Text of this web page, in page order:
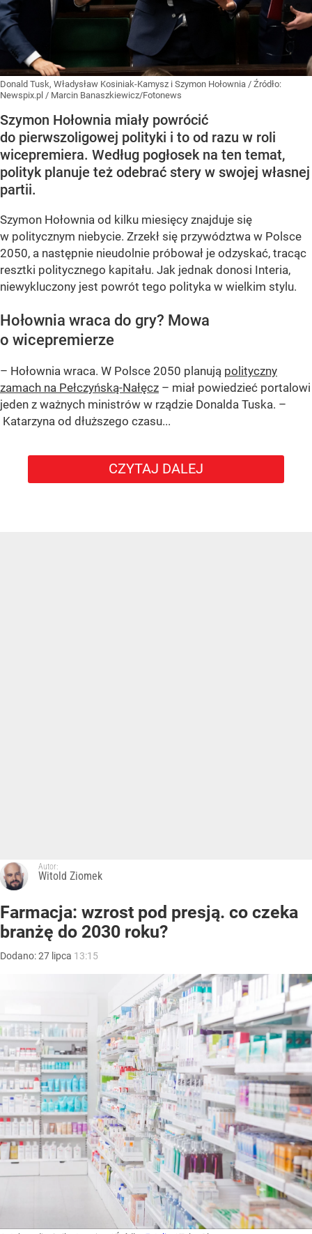
Donald Tusk, Władysław Kosiniak-Kamysz i Szymon Hołownia / Źródło:
Newspix.pl / Marcin Banaszkiewicz/Fotonews
Szymon Hołownia miały powrócić
do pierwszoligowej polityki i to od razu w roli
wicepremiera. Według pogłosek na ten temat,
polityk planuje też odebrać stery w swojej własnej
partii.
Szymon Hołownia od kilku miesięcy znajduje się
w politycznym niebycie. Zrzekł się przywództwa w Polsce
2050, a następnie nieudolnie próbował je odzyskać, tracąc
resztki politycznego kapitału. Jak jednak donosi Interia,
niewykluczony jest powrót tego polityka w wielkim stylu.
Hołownia wraca do gry? Mowa
o wicepremierze
– Hołownia wraca. W Polsce 2050 planują polityczny
zamach na Pełczyńską-Nałęcz – miał powiedzieć portalowi
jeden z ważnych ministrów w rządzie Donalda Tuska. –
Katarzyna od dłuższego czasu...
CZYTAJ DALEJ
Autor:
Witold Ziomek
Farmacja: wzrost pod presją. co czeka
branżę do 2030 roku?
Dodano:27 lipca 13:15